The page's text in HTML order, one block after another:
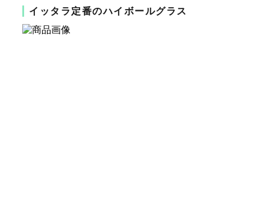
イッタラ定番のハイボールグラス